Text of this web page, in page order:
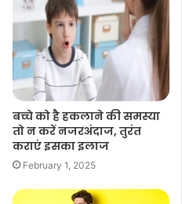
बच्चे को है हकलाने की समस्या
तो न करें नजरअंदाज, तुरंत
कराएं इसका इलाज
February 1, 2025